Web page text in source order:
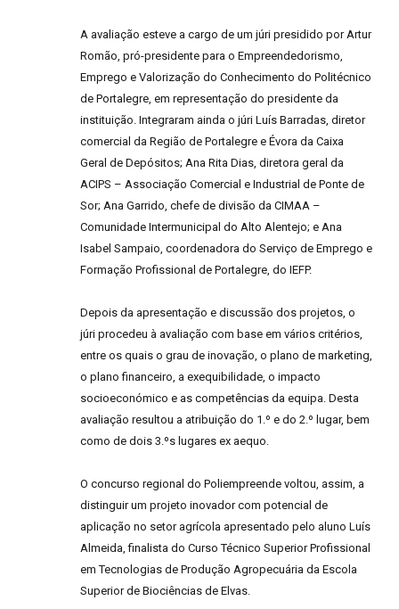
A avaliação esteve a cargo de um júri presidido por Artur
Romão, pró-presidente para o Empreendedorismo,
Emprego e Valorização do Conhecimento do Politécnico
de Portalegre, em representação do presidente da
instituição. Integraram ainda o júri Luís Barradas, diretor
comercial da Região de Portalegre e Évora da Caixa
Geral de Depósitos; Ana Rita Dias, diretora geral da
ACIPS – Associação Comercial e Industrial de Ponte de
Sor; Ana Garrido, chefe de divisão da CIMAA –
Comunidade Intermunicipal do Alto Alentejo; e Ana
Isabel Sampaio, coordenadora do Serviço de Emprego e
Formação Profissional de Portalegre, do IEFP.
Depois da apresentação e discussão dos projetos, o
júri procedeu à avaliação com base em vários critérios,
entre os quais o grau de inovação, o plano de marketing,
o plano financeiro, a exequibilidade, o impacto
socioeconómico e as competências da equipa. Desta
avaliação resultou a atribuição do 1.º e do 2.º lugar, bem
como de dois 3.ºs lugares ex aequo.
O concurso regional do Poliempreende voltou, assim, a
distinguir um projeto inovador com potencial de
aplicação no setor agrícola apresentado pelo aluno Luís
Almeida, finalista do Curso Técnico Superior Profissional
em Tecnologias de Produção Agropecuária da Escola
Superior de Biociências de Elvas.